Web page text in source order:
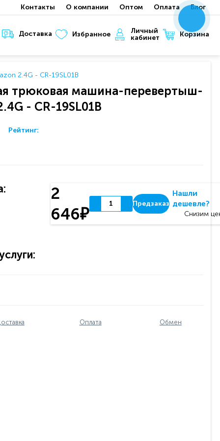
Контакты О компании Оптом Оплата Блог
Доставка Избранное
Личный
кабинет
Корзина
2.4G - CR-19SL01B
трюковая машина-перевертыш-
- CR-19SL01B
Рейтинг:
2
646₽
Предзаказ
Нашли
дешевле?
Снизим
Оплата Обмен
xxx